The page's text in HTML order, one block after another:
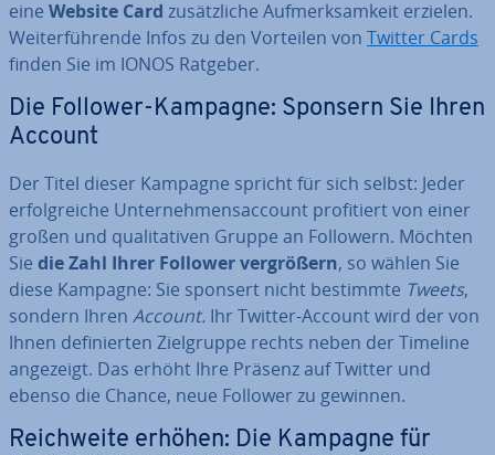
eine Website Card zu­sätz­li­che Auf­merk­sam­keit erzielen.
Wei­ter­füh­ren­de Infos zu den Vorteilen von Twitter Cards
finden Sie im IONOS Ratgeber.
Die Follower-Kampagne: Sponsern Sie Ihren
Account
Der Titel dieser Kampagne spricht für sich selbst: Jeder
er­folg­rei­che Un­ter­neh­mens­ac­count pro­fi­tiert von einer
großen und qua­li­ta­ti­ven Gruppe an Followern. Möchten
Sie die Zahl Ihrer Follower ver­grö­ßern, so wählen Sie
diese Kampagne: Sie sponsert nicht bestimmte Tweets,
sondern Ihren Account. Ihr Twitter-Account wird der von
Ihnen de­fi­nier­ten Ziel­grup­pe rechts neben der Timeline
angezeigt. Das erhöht Ihre Präsenz auf Twitter und
ebenso die Chance, neue Follower zu gewinnen.
Reich­wei­te erhöhen: Die Kampagne für